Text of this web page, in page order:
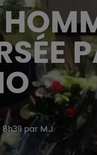
8h39 par M.J.